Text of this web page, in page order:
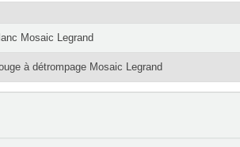
Mosaic Legrand
à détrompage Mosaic Legrand